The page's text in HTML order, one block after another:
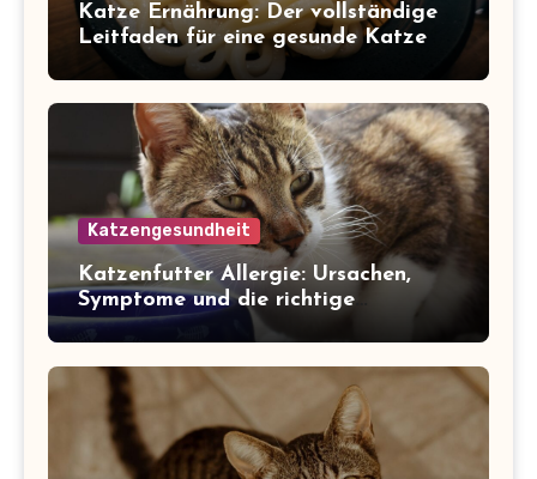
Katze Ernährung: Der vollständige
Leitfaden für eine gesunde Katze
Katzengesundheit
Katzenfutter Allergie: Ursachen,
Symptome und die richtige
Ernährung